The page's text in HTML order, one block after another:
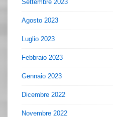
Settembre 2023
Agosto 2023
Luglio 2023
Febbraio 2023
Gennaio 2023
Dicembre 2022
Novembre 2022